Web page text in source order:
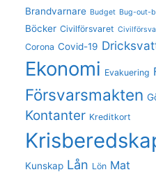
Brandvarnare Budget Bug-out-
Böcker Civilförsvaret
Corona Covid-19
Ekonomi Evakuering
Försvarsmakten
Kontanter Kreditkort
Kunskap Lån Lön Mat